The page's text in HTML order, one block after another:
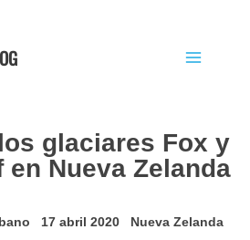
glaciares Fox y
en Nueva Zelanda
17 abril 2020 Nueva Zelanda